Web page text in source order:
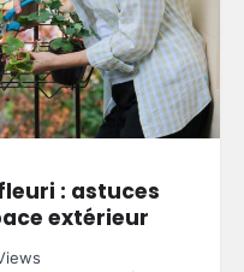
: astuces
extérieur